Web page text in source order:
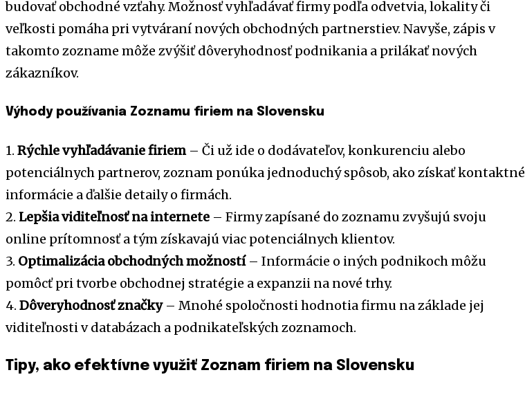
budovať obchodné vzťahy. Možnosť vyhľadávať firmy podľa odvetvia, lokality či
veľkosti pomáha pri vytváraní nových obchodných partnerstiev. Navyše, zápis v
takomto zozname môže zvýšiť dôveryhodnosť podnikania a prilákať nových
zákazníkov.
Výhody používania Zoznamu firiem na Slovensku
1. Rýchle vyhľadávanie firiem– Či už ide o dodávateľov, konkurenciu alebo
potenciálnych partnerov, zoznam ponúka jednoduchý spôsob, ako získať kontaktné
informácie a ďalšie detaily o firmách.
2. Lepšia viditeľnosť na internete – Firmy zapísané do zoznamu zvyšujú svoju
online prítomnosť a tým získavajú viac potenciálnych klientov.
3. Optimalizácia obchodných možností– Informácie o iných podnikoch môžu
pomôcť pri tvorbe obchodnej stratégie a expanzii na nové trhy.
4. Dôveryhodnosť značky– Mnohé spoločnosti hodnotia firmu na základe jej
viditeľnosti v databázach a podnikateľských zoznamoch.
Tipy, ako efektívne využiť Zoznam firiem na Slovensku